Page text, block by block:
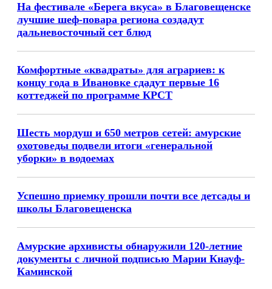
На фестивале «Берега вкуса» в Благовещенске
лучшие шеф-повара региона создадут
дальневосточный сет блюд
Комфортные «квадраты» для аграриев: к
концу года в Ивановке сдадут первые 16
коттеджей по программе КРСТ
Шесть мордуш и 650 метров сетей: амурские
охотоведы подвели итоги «генеральной
уборки» в водоемах
Успешно приемку прошли почти все детсады и
школы Благовещенска
Амурские архивисты обнаружили 120-летние
документы с личной подписью Марии Кнауф-
Каминской